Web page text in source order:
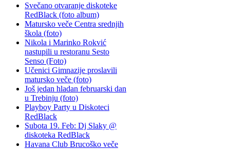
Svečano otvaranje diskoteke
RedBlack (foto album)
Matursko veče Centra srednjih
škola (foto)
Nikola i Marinko Rokvić
nastupili u restoranu Sesto
Senso (Foto)
Učenici Gimnazije proslavili
matursko veče (foto)
Još jedan hladan februarski dan
u Trebinju (foto)
Playboy Party u Diskoteci
RedBlack
Subota 19. Feb: Dj Slaky @
diskoteka RedBlack
Havana Club Brucoško veče